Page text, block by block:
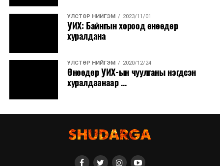
УЛСТӨР НИЙГЭМ 2023/11/01
УИХ: Байнгын хороод өнөөдөр
хуралдана
УЛСТӨР НИЙГЭМ 2020/12/24
Өнөөдөр УИХ-ын чуулганы нэгдсэн
хуралдаанаар ...